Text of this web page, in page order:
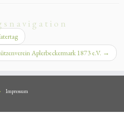
Aplerbeckermark 1873 e.V. →
Impressum